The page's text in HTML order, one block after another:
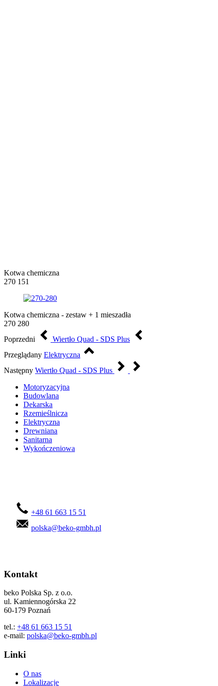
Kotwa chemiczna
270 151
Kotwa chemiczna - zestaw + 1 mieszadła
270 280
Poprzedni
Wiertło Quad - SDS Plus
Przeglądany Elektryczna
Następny Wiertło Quad - SDS Plus
Motoryzacyjna
Budowlana
Dekarska
Rzemieślnicza
Elektryczna
Drewniana
Sanitarna
Wykończeniowa
+48 61 663 15 51
polska@beko-gmbh.pl
Kontakt
beko Polska Sp. z o.o.
ul. Kamiennogórska 22
60-179 Poznań
tel.: +48 61 663 15 51
e-mail: polska@beko-gmbh.pl
Linki
O nas
Lokalizacje